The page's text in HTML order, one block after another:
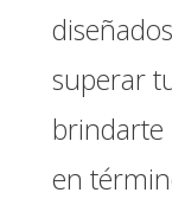
superar
brindarte
en